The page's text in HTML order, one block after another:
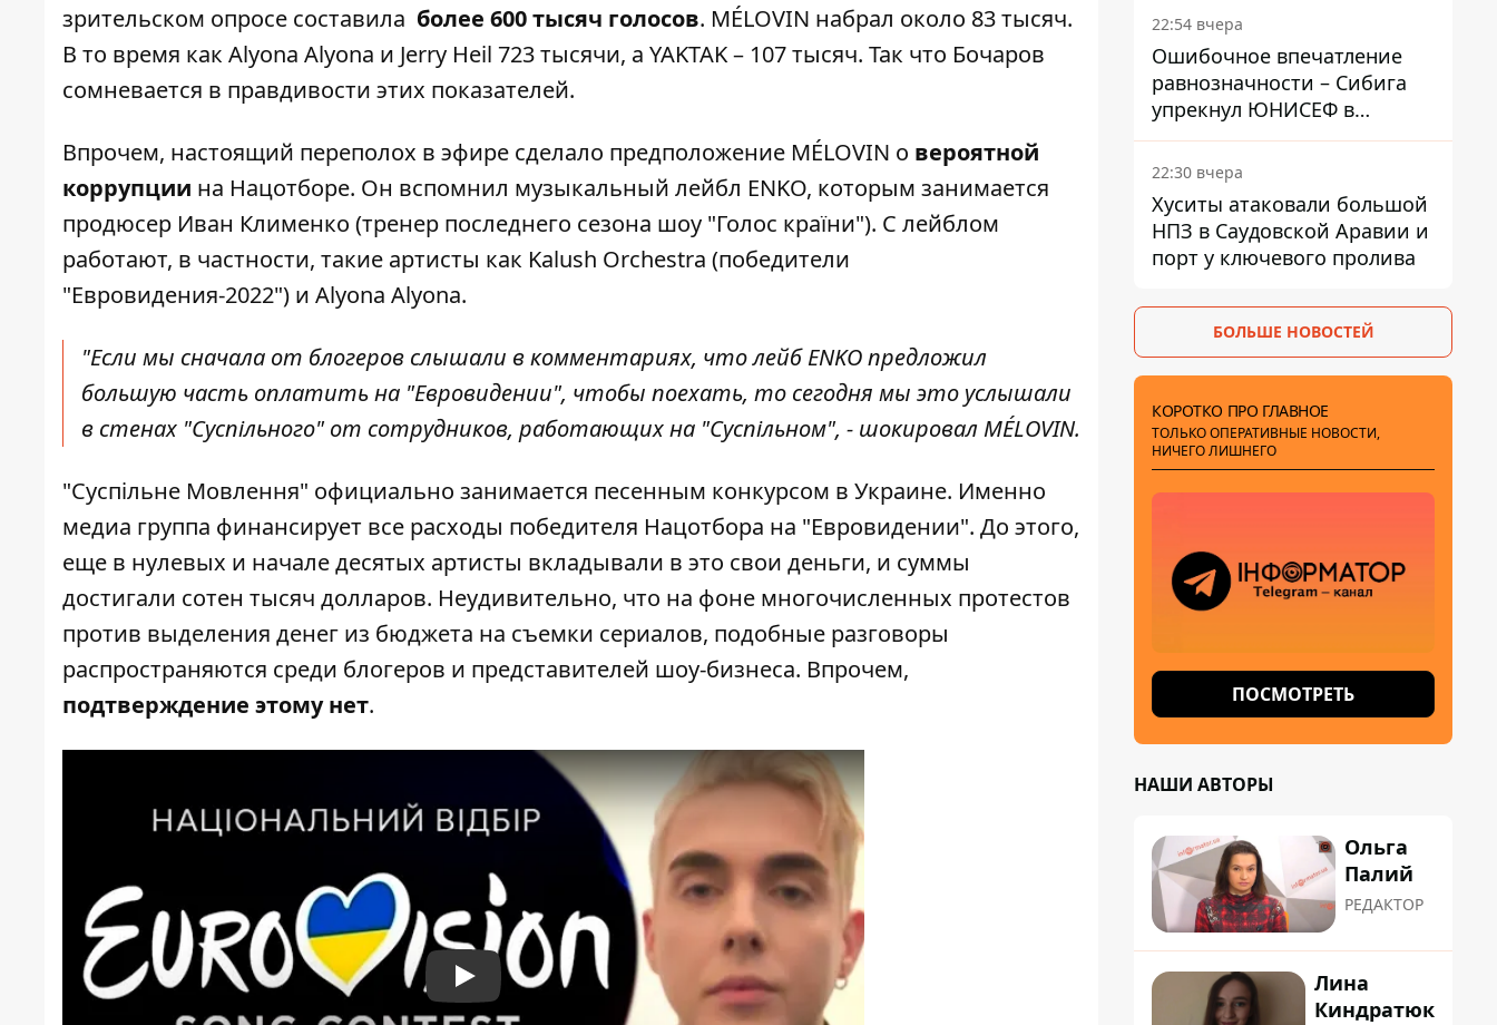
зрительском опросе составила более 600 тысяч голосов. MÉLOVIN набрал около 83 тысяч.
В то время как Alyona Alyona и Jerry Heil 723 тысячи, а YAKTAK – 107 тысяч. Так что Бочаров
сомневается в правдивости этих показателей.
Впрочем, настоящий переполох в эфире сделало предположение MÉLOVIN о вероятной
коррупции на Нацотборе. Он вспомнил музыкальный лейбл ENKO, которым занимается
продюсер Иван Клименко (тренер последнего сезона шоу "Голос країни"). С лейблом
работают, в частности, такие артисты как Kalush Orchestra (победители
"Евровидения-2022") и Alyona Alyona.
"Если мы сначала от блогеров слышали в комментариях, что лейб ENKO предложил
большую часть оплатить на "Евровидении", чтобы поехать, то сегодня мы это услышали
в стенах "Суспільного" от сотрудников, работающих на "Суспільном", - шокировал MÉLOVIN.
"Суспільне Мовлення" официально занимается песенным конкурсом в Украине. Именно
медиа группа финансирует все расходы победителя Нацотбора на "Евровидении". До этого,
еще в нулевых и начале десятых артисты вкладывали в это свои деньги, и суммы
достигали сотен тысяч долларов. Неудивительно, что на фоне многочисленных протестов
против выделения денег из бюджета на съемки сериалов, подобные разговоры
распространяются среди блогеров и представителей шоу-бизнеса. Впрочем,
подтверждение этому нет.
Play
22:54 вчера
Ошибочное впечатление
равнозначности – Сибига
упрекнул ЮНИСЕФ в
заявлении о погибших
детях в Украине и РФ
22:30 вчера
Хуситы атаковали большой
НПЗ в Саудовской Аравии и
порт у ключевого пролива
БОЛЬШЕ НОВОСТЕЙ
КОРОТКО ПРО ГЛАВНОЕ
ТОЛЬКО ОПЕРАТИВНЫЕ НОВОСТИ,
НИЧЕГО ЛИШНЕГО
ПОСМОТРЕТЬ
НАШИ АВТОРЫ
Ольга
Палий
РЕДАКТОР
Лина
Киндратюк